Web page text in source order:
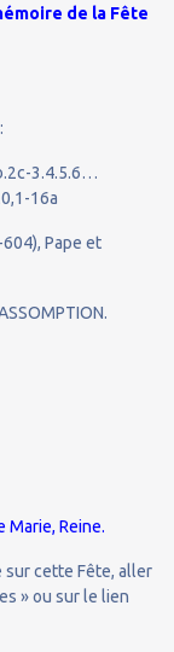
de la Fête
3.4.5.6…
16a
Pape et
Marie, Reine.
sur cette Fête, aller
» ou sur le lien